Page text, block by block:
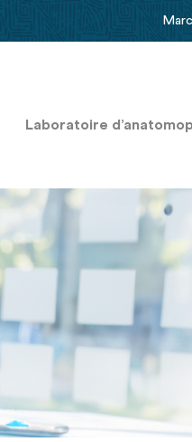
Laboratoire